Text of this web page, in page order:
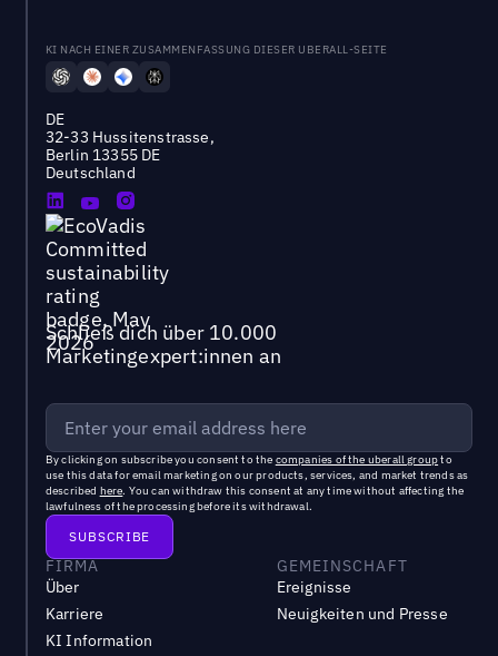
KI NACH EINER ZUSAMMENFASSUNG DIESER UBERALL-SEITE
DE
32-33 Hussitenstrasse,
Berlin 13355 DE
Deutschland
Schließ dich über 10.000
Marketingexpert:innen an
By clicking on subscribe you consent to the companies of the uberall groupto
use this data for email marketing on our products, services, and market trends as
described here. You can withdraw this consent at any time without affecting the
lawfulness of the processing before its withdrawal.
FIRMA
Über
Karriere
KI Information
GEMEINSCHAFT
Ereignisse
Neuigkeiten und Presse